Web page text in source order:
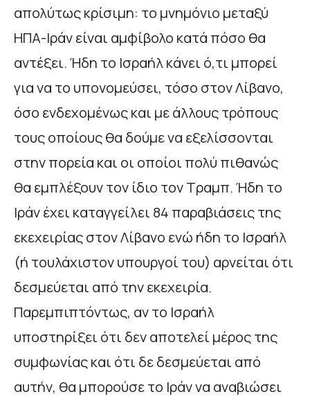
απολύτως κρίσιμη: το μνημόνιο μεταξύ
ΗΠΑ-Ιράν είναι αμφίβολο κατά πόσο θα
αντέξει. Ήδη το Ισραήλ κάνει ό,τι μπορεί
για να το υπονομεύσει, τόσο στον Λίβανο,
όσο ενδεχομένως και με άλλους τρόπους
τους οποίους θα δούμε να εξελίσσονται
στην πορεία και οι οποίοι πολύ πιθανώς
θα εμπλέξουν τον ίδιο τον Τραμπ. Ήδη το
Ιράν έχει καταγγείλει 84 παραβιάσεις της
εκεχειρίας στον Λίβανο ενώ ήδη το Ισραήλ
(ή τουλάχιστον υπουργοί του) αρνείται ότι
δεσμεύεται από την εκεχειρία.
Παρεμπιπτόντως, αν το Ισραήλ
υποστηρίξει ότι δεν αποτελεί μέρος της
συμφωνίας και ότι δε δεσμεύεται από
αυτήν, θα μπορούσε το Ιράν να αναβιώσει